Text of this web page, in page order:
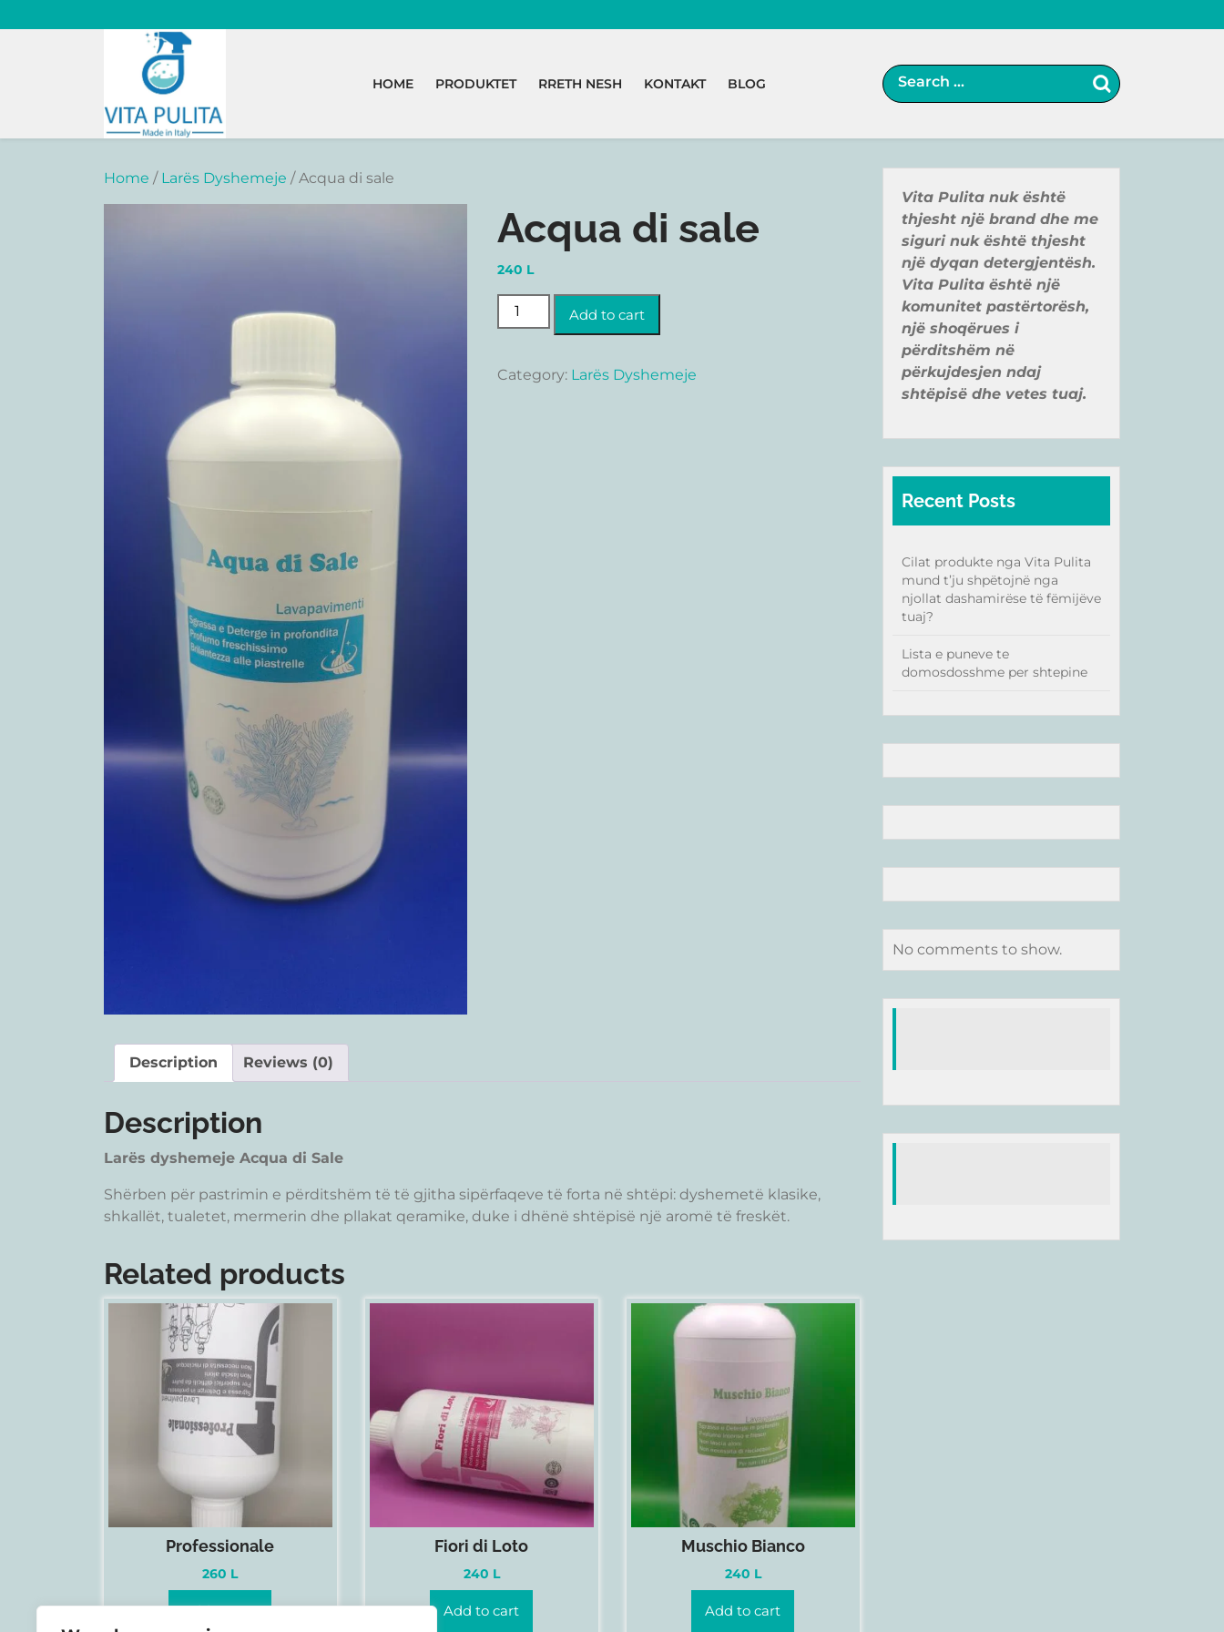
to
HOME PRODUKTET RRETH NESH KONTAKT BLOG
Home / Larës Dyshemeje / Acqua di sale
Acqua di sale
240 L
Acqua di sale quantity
Add to cart
Category: Larës Dyshemeje
Description Reviews (0)
Description
Larës dyshemeje Acqua di Sale
Shërben për pastrimin e përditshëm të të gjitha sipërfaqeve të forta në shtëpi: dyshemetë klasike,
shkallët, tualetet, mermerin dhe pllakat qeramike, duke i dhënë shtëpisë një aromë të freskët.
Related products
Professionale
260 L
Add to cart
Fiori di Loto
240 L
Add to cart
Muschio Bianco
240 L
Add to cart
Vita Pulita nuk është
thjesht një brand dhe me
siguri nuk është thjesht
një dyqan detergjentësh.
Vita Pulita është një
komunitet pastërtorësh,
një shoqërues i
përditshëm në
përkujdesjen ndaj
shtëpisë dhe vetes tuaj.
Recent Posts
Cilat produkte nga Vita Pulita
mund t’ju shpëtojnë nga
njollat dashamirëse të fëmijëve
tuaj?
Lista e puneve te
domosdosshme per shtepine
No comments to show.